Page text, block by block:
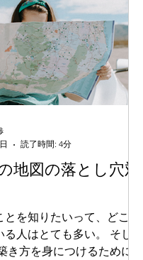
ていたら、「生きた塀」
ています。 こうしてささ
族の土地「祖国」に生き
いています。 TOLAND
アナスタシア特集、この
でも十分意味がわかると思
みてください。
地図の落とし穴対
とを知りたいって、どこか
る人はとても多い。 そして
き方を身につけるために
読了時間: 4分